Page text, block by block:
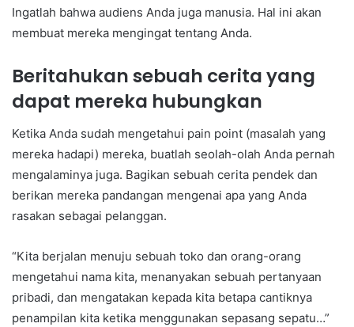
Ingatlah bahwa audiens Anda juga manusia. Hal ini akan
membuat mereka mengingat tentang Anda.
Beritahukan sebuah cerita yang
dapat mereka hubungkan
Ketika Anda sudah mengetahui pain point (masalah yang
mereka hadapi) mereka, buatlah seolah-olah Anda pernah
mengalaminya juga. Bagikan sebuah cerita pendek dan
berikan mereka pandangan mengenai apa yang Anda
rasakan sebagai pelanggan.
“Kita berjalan menuju sebuah toko dan orang-orang
mengetahui nama kita, menanyakan sebuah pertanyaan
pribadi, dan mengatakan kepada kita betapa cantiknya
penampilan kita ketika menggunakan sepasang sepatu…”